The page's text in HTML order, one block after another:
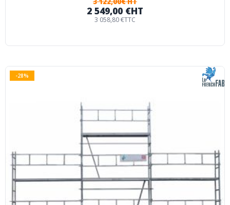
2 549,00 €HT
3 058,80 €TTC
-28%